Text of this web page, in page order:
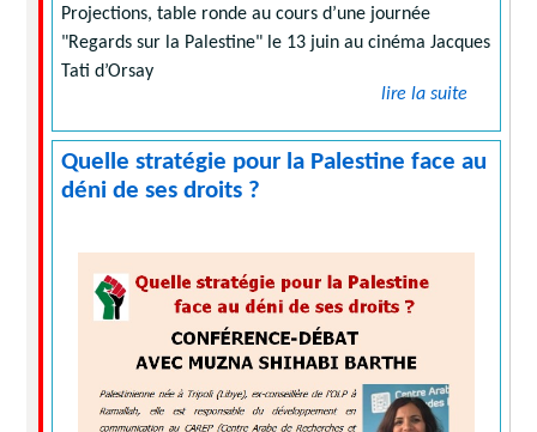
Projections, table ronde au cours d’une journée
"Regards sur la Palestine" le 13 juin au cinéma Jacques
Tati d’Orsay
lire la suite
Quelle stratégie pour la Palestine face au
déni de ses droits ?